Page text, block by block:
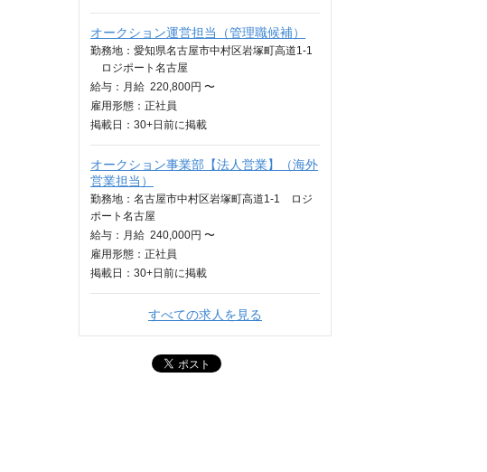
オークション運営担当（管理職候補）
勤務地：愛知県名古屋市中村区岩塚町高道1-1
ロジポート名古屋
給与： 月給 220,800円 〜
雇用形態：正社員
掲載日： 30+日 前に掲載
オークション事業部【法人営業】（海外
営業担当）
勤務地：名古屋市中村区岩塚町高道1-1 ロジ
ポート名古屋
給与： 月給 240,000円 〜
雇用形態：正社員
掲載日： 30+日 前に掲載
すべての求人を見る